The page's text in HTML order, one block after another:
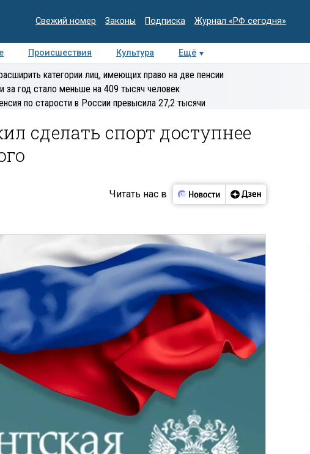
Свежий номер Законы Подписка Журнал «РФ сегодня»
Происшествия Культура Ещё
Медиацентр Интервью Колумнисты
Деловая
категории лиц, имеющих право на две пенсии
за год стало меньше на 409 тысяч человек
по старости в России превысила 27,2 тысячи
сделать спорт доступнее
Читать нас в